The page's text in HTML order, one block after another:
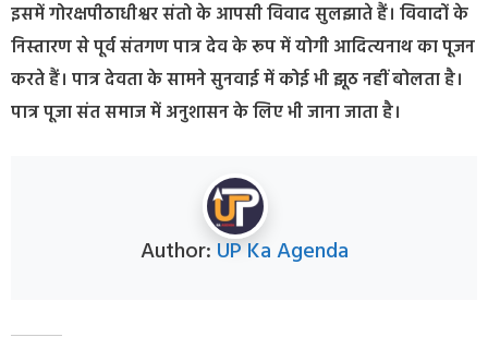
इसमें गोरक्षपीठाधीश्वर संतो के आपसी विवाद सुलझाते हैं। विवादों के
निस्तारण से पूर्व संतगण पात्र देव के रूप में योगी आदित्यनाथ का पूजन
करते हैं। पात्र देवता के सामने सुनवाई में कोई भी झूठ नहीं बोलता है।
पात्र पूजा संत समाज में अनुशासन के लिए भी जाना जाता है।
Author: UP Ka Agenda